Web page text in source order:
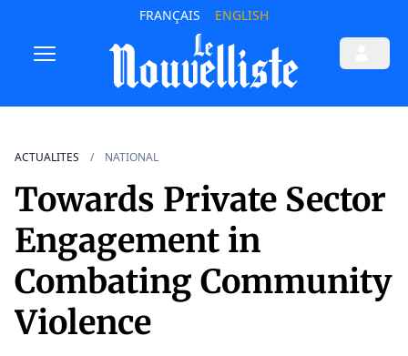
FRANÇAIS ENGLISH
ACTUALITES NATIONAL
Towards Private Sector
Engagement in
Combating Community
Violence